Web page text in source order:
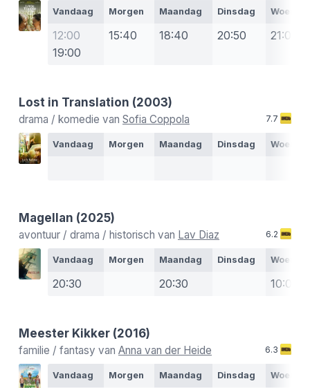
Vandaag Morgen Maandag Dinsdag
12:00
19:00
15:40 18:40 20:50 21:00
Lost in Translation (2003)
drama / komedie van Sofia Coppola 7.7
Vandaag Morgen Maandag Dinsdag
Magellan (2025)
avontuur / drama / historisch van Lav Diaz 6.2
Vandaag Morgen Maandag Dinsdag
20:30 20:30 10:00
Meester Kikker (2016)
familie / fantasy van Anna van der Heide 6.3
Vandaag Morgen Maandag Dinsdag